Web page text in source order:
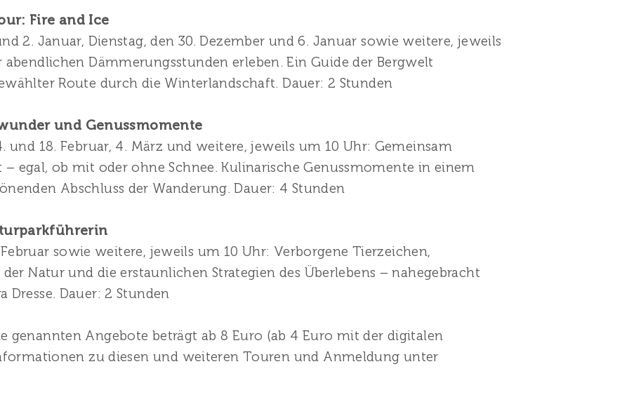
Fire and Ice
2. Januar, Dienstag, den 30. Dezember und 6. Januar sowie weitere, jeweils
abendlichen Dämmerungsstunden erleben. Ein Guide der Bergwelt
Route durch die Winterlandschaft. Dauer: 2 Stunden
und Genussmomente
und 18. Februar, 4. März und weitere, jeweils um 10 Uhr: Gemeinsam
egal, ob mit oder ohne Schnee. Kulinarische Genussmomente in einem
Abschluss der Wanderung. Dauer: 4 Stunden
Februar sowie weitere, jeweils um 10 Uhr: Verborgene Tierzeichen,
Natur und die erstaunlichen Strategien des Überlebens – nahegebracht
Dauer: 2 Stunden
genannten Angebote beträgt ab 8 Euro (ab 4 Euro mit der digitalen
zu diesen und weiteren Touren und Anmeldung unter